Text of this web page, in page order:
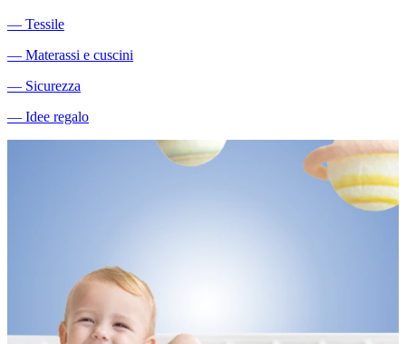
― Tessile
― Materassi e cuscini
― Sicurezza
― Idee regalo